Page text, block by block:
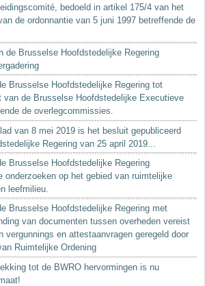
bedoeld in artikel 175/4 van het
de ordonnantie van 5 juni 1997 betreffende de
de Brusselse Hoofdstedelijke Regering
Brusselse Hoofdstedelijke Regering tot
van de Brusselse Hoofdstedelijke Executieve
de overlegcommissies.
van 8 mei 2019 is het besluit gepubliceerd
Regering van 25 april 2019...
Brusselse Hoofdstedelijke Regering
onderzoeken op het gebied van ruimtelijke
leefmilieu.
Brusselse Hoofdstedelijke Regering met
van documenten tussen overheden vereist
vergunnings en attestaanvragen geregeld door
Ruimtelijke Ordening
tot de BWRO hervormingen is nu